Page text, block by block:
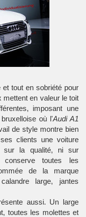
tout en sobriété pour
mettent en valeur le toit
imposant une
où l'Audi A1
de style montre bien
clients une voiture
sur la qualité, ni sur
conserve toutes les
de la marque
large, jantes
aussi. Un large
toutes les molettes et